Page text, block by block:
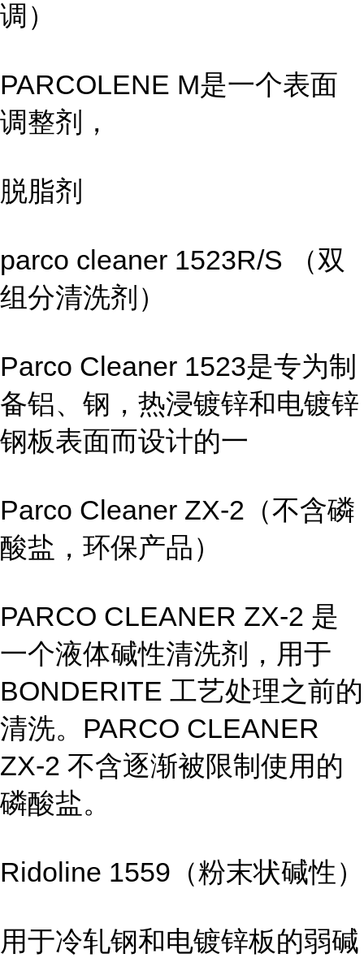
调）
PARCOLENE M是一个表面
调整剂，
脱脂剂
parco cleaner 1523R/S （双
组分清洗剂）
Parco Cleaner 1523是专为制
备铝、钢，热浸镀锌和电镀锌
钢板表面而设计的一
Parco Cleaner ZX-2（不含磷
酸盐，环保产品）
PARCO CLEANER ZX-2 是
一个液体碱性清洗剂，用于
BONDERITE 工艺处理之前的
清洗。PARCO CLEANER
ZX-2 不含逐渐被限制使用的
磷酸盐。
Ridoline 1559（粉末状碱性）
用于冷轧钢和电镀锌板的弱碱